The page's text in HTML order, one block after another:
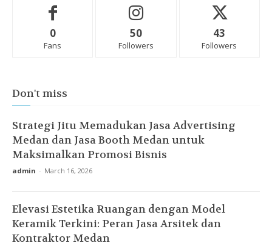
0
Fans
50
Followers
43
Followers
Don't miss
Strategi Jitu Memadukan Jasa Advertising
Medan dan Jasa Booth Medan untuk
Maksimalkan Promosi Bisnis
admin - March 16, 2026
Elevasi Estetika Ruangan dengan Model
Keramik Terkini: Peran Jasa Arsitek dan
Kontraktor Medan